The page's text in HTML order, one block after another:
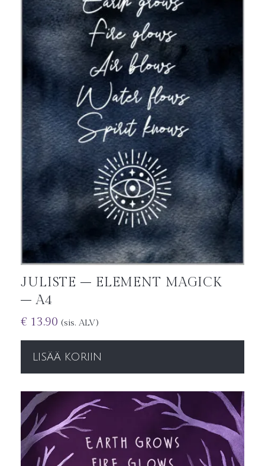
JULISTE – ELEMENT MAGICK
– A4
€ 13.90 (sis. ALV)
LISÄÄ KORIIN